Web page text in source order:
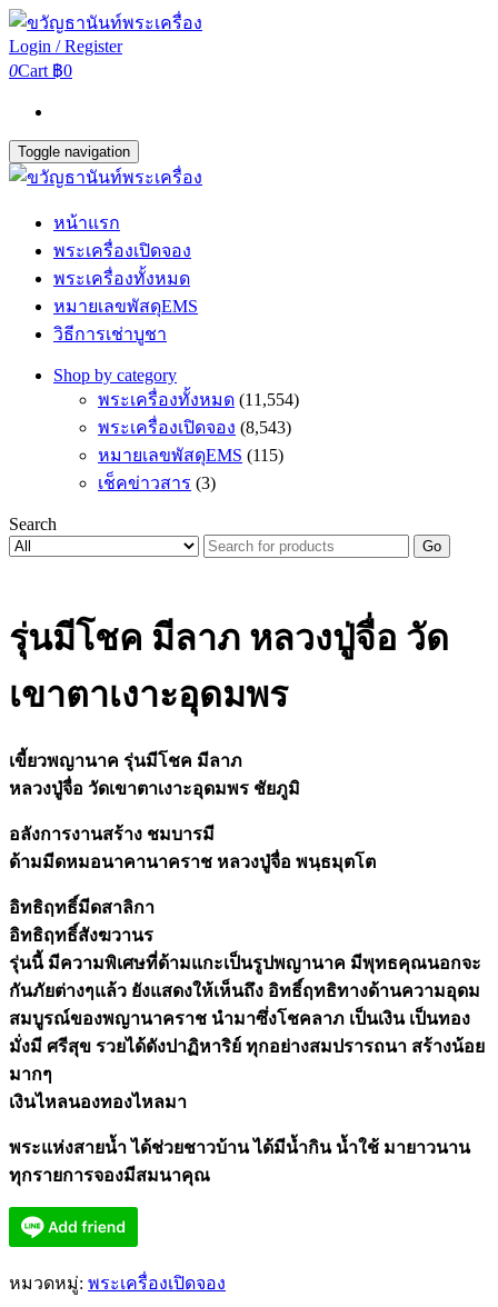
Login / Register
0Cart ฿0
Toggle navigation
หน้าแรก
พระเครื่องเปิดจอง
พระเครื่องทั้งหมด
หมายเลขพัสดุEMS
วิธีการเช่าบูชา
Shop by category
พระเครื่องทั้งหมด (11,554)
พระเครื่องเปิดจอง (8,543)
หมายเลขพัสดุEMS (115)
เช็คข่าวสาร (3)
Search
Go
รุ่นมีโชค มีลาภ หลวงปู่จื่อ วัด
เขาตาเงาะอุดมพร
เขี้ยวพญานาค รุ่นมีโชค มีลาภ
หลวงปู่จื่อ วัดเขาตาเงาะอุดมพร ชัยภูมิ
อลังการงานสร้าง ชมบารมี
ด้ามมีดหมอนาคานาคราช หลวงปู่จื่อ พนฺธมุตโต
อิทธิฤทธิ์มีดสาลิกา
อิทธิฤทธิ์สังฆวานร
รุ่นนี้ มีความพิเศษที่ด้ามแกะเป็นรูปพญานาค มีพุทธคุณนอกจะ
กันภัยต่างๆแล้ว ยังแสดงให้เห็นถึง อิทธิ์ฤทธิทางด้านความอุดม
สมบูรณ์ของพญานาคราช นำมาซึ่งโชคลาภ เป็นเงิน เป็นทอง
มั่งมี ศรีสุข รวยได้ดังปาฏิหาริย์ ทุกอย่างสมปรารถนา สร้างน้อย
มากๆ
เงินไหลนองทองไหลมา
พระแห่งสายน้ำ ได้ช่วยชาวบ้าน ได้มีน้ำกิน น้ำใช้ มายาวนาน
ทุกรายการจองมีสมนาคุณ
หมวดหมู่: พระเครื่องเปิดจอง